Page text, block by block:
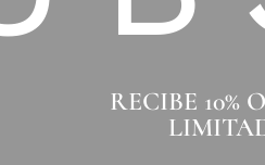
RECIBE 10%